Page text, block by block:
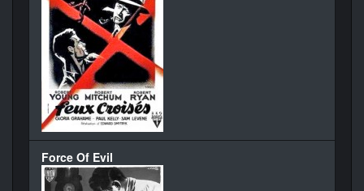
Force Of Evil